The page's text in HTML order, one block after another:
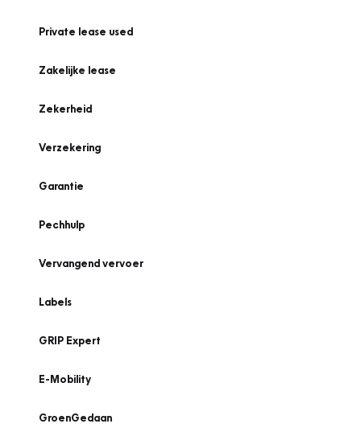
Private lease used
Zakelijke lease
Zekerheid
Verzekering
Garantie
Pechhulp
Vervangend vervoer
Labels
GRIP Expert
E-Mobility
GroenGedaan